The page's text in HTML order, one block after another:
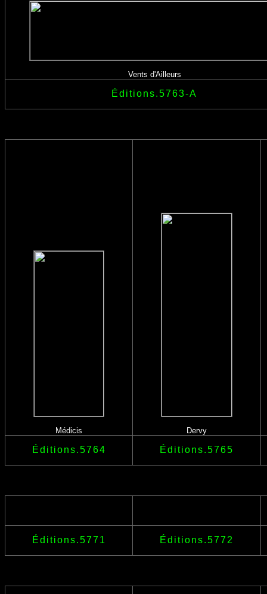
Vents d'Ailleurs
Éditions.5763-A
Médicis Dervy
Éditions.5764 Éditions.5765
Éditions.5771 Éditions.5772